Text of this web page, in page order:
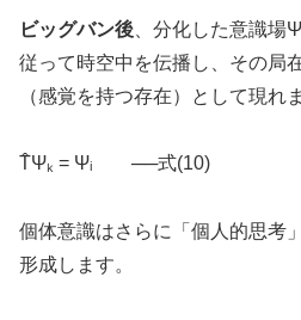
ビッグバン後 、分化した意識場
従って時空中を伝播し、その局
（感覚を持つ存在）として現れ
T̂Ψₖ = Ψᵢ ──式(10)
個体意識はさらに「個人的思考
形成します。